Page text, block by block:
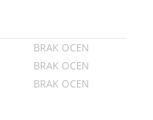
BRAK OCEN
BRAK OCEN
BRAK OCEN